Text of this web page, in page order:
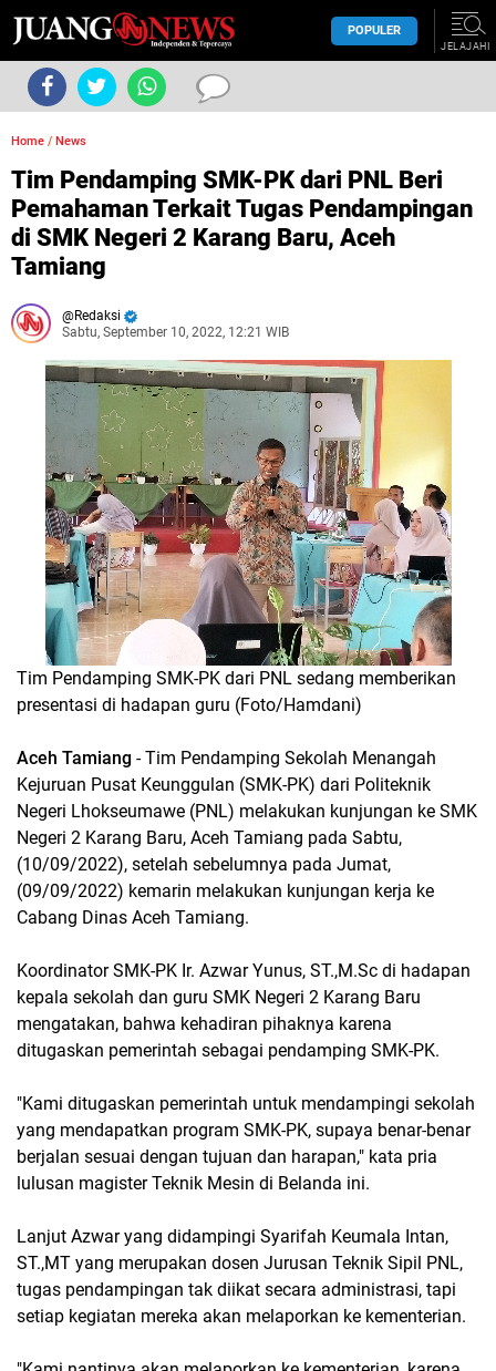
POPULER
JELAJAHI
Home / News
Tim Pendamping SMK-PK dari PNL Beri
Pemahaman Terkait Tugas Pendampingan
di SMK Negeri 2 Karang Baru, Aceh
Tamiang
Redaksi
Sabtu, September 10, 2022, 12:21 WIB
Tim Pendamping SMK-PK dari PNL sedang memberikan
presentasi di hadapan guru (Foto/Hamdani)
Aceh Tamiang - Tim Pendamping Sekolah Menangah
Kejuruan Pusat Keunggulan (SMK-PK) dari Politeknik
Negeri Lhokseumawe (PNL) melakukan kunjungan ke SMK
Negeri 2 Karang Baru, Aceh Tamiang pada Sabtu,
(10/09/2022), setelah sebelumnya pada Jumat,
(09/09/2022) kemarin melakukan kunjungan kerja ke
Cabang Dinas Aceh Tamiang.
Koordinator SMK-PK Ir. Azwar Yunus, ST.,M.Sc di hadapan
kepala sekolah dan guru SMK Negeri 2 Karang Baru
mengatakan, bahwa kehadiran pihaknya karena
ditugaskan pemerintah sebagai pendamping SMK-PK.
"Kami ditugaskan pemerintah untuk mendampingi sekolah
yang mendapatkan program SMK-PK, supaya benar-benar
berjalan sesuai dengan tujuan dan harapan," kata pria
lulusan magister Teknik Mesin di Belanda ini.
Lanjut Azwar yang didampingi Syarifah Keumala Intan,
ST.,MT yang merupakan dosen Jurusan Teknik Sipil PNL,
tugas pendampingan tak diikat secara administrasi, tapi
setiap kegiatan mereka akan melaporkan ke kementerian.